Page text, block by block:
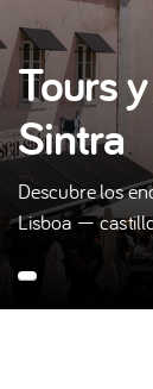
Tours
Sintra
Descubre los
Lisboa —